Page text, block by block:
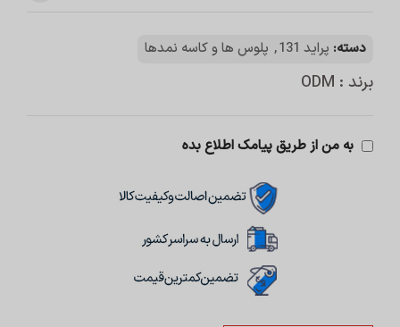
دسته: پراید 131 , پلوس ها و کاسه نمدها
برند : ODM
به من از طریق پیامک اطلاع بده